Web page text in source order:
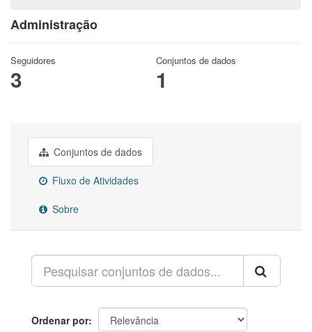
Administração
Seguidores
3
Conjuntos de dados
1
Conjuntos de dados
Fluxo de Atividades
Sobre
Ordenar por